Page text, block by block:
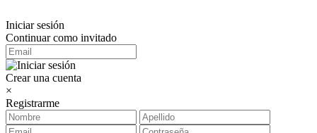
Iniciar sesión
Continuar como invitado
Crear una cuenta
×
Registrarme